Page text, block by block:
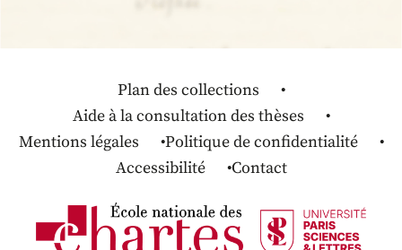
Plan des collections
Aide à la consultation des thèses
Mentions légales
Politique de confidentialité
Accessibilité
Contact